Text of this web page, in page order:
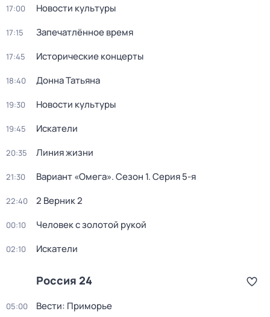
17:00 Новости культуры
17:15 Запечатлённое время
17:45 Исторические концерты
18:40 Донна Татьяна
19:30 Новости культуры
19:45 Искатели
20:35 Линия жизни
21:30 Вариант «Омега». Сезон 1. Серия 5-я
22:40 2 Верник 2
00:10 Человек с золотой рукой
02:10 Искатели
Россия 24
05:00 Вести: Приморье